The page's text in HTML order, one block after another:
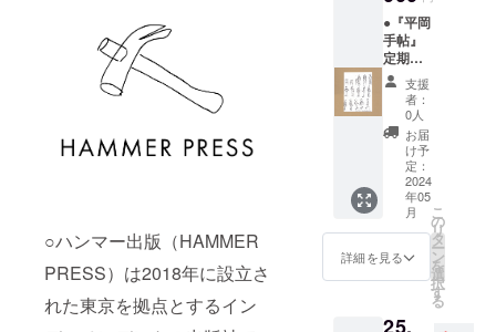
○ハンマー出版（HAMMER
PRESS）は2018年に設立さ
れた東京を拠点とするイン
だった
から。
送って
いただ
いた1月
号の
「平岡
手帖」
を読ん
でみた
ら、平
岡さん
はひた
人や芸
術と出
とを繰
す）を
渡った
あた
り。岸
辺の堤
防のあ
たりで
は、桜
が少し
ずつ、
ほころ
び始め
ていま
確か、
風は強
てるか
分かっ
たと思
いま
す。展
覧会と
いうも
のを
オーロ
ラに例
える文
章を佐
塚さん
が書い
ていま
600回も
オーロ
引チ
ケット
ーーー
ーー 応
援コメ
ント：
南壽イ
サム -
平岡さ
んと初
めて
じっく
り話し
たの
は、
美術館
●『平岡
手帖』
定期購
読_12ヶ
月 ＋ ●
作家作
品ポス
トカー
ドサイ
ズ ＋ ●
この作
品の額
装「額
縁工房
片隅」
特別割
ケット
支援
者：
0人
お届
け予
定：
2024
年05
月
詳細を見る
こ
の
リ
タ
ー
ン
を
選
択
す
る